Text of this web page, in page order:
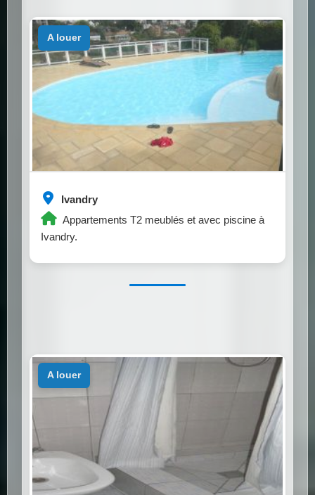
Ivandry
Appartements T2 meublés et avec piscine à
Ivandry.
a louer
a louer